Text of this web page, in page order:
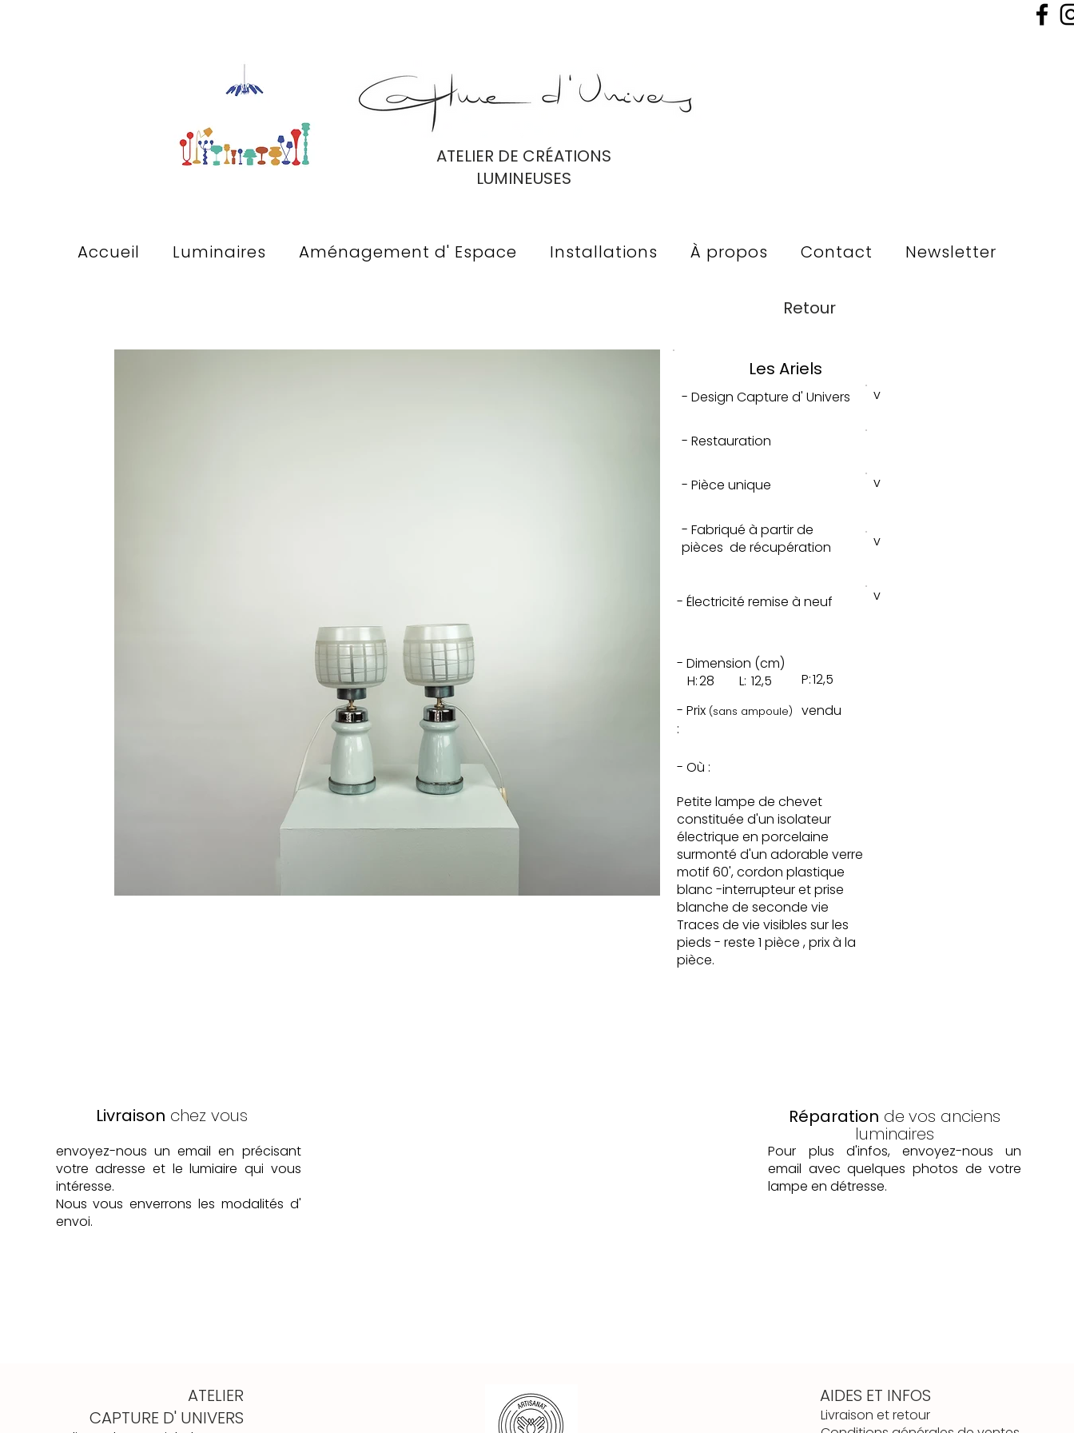
Accueil Luminaires Aménagement d' Espace Installations À propos Contact Newsletter
ATELIER DE CRÉATIONS
LUMINEUSES
Retour
- Design Capture d' Univers v
Les Ariels
- Restauration
- Pièce unique v
- Fabriqué à partir de
pièces de récupération
v
- Électricité remise à neuf v
- Dimension (cm)
H:
L: 12,5
P:
12,5
28
- Prix (sans ampoule)
:
vendu
- Où :
Petite lampe de chevet
constituée d'un isolateur
électrique en porcelaine
surmonté d'un adorable verre
motif 60', cordon plastique
blanc -interrupteur et prise
blanche de seconde vie
Traces de vie visibles sur les
pieds - reste 1 pièce , prix à la
pièce.
Livraison chez vous
envoyez-nous un email en précisant
votre adresse et le lumiaire qui vous
intéresse.
Nous vous enverrons les modalités d'
envoi.
Réparation de vos anciens
luminaires
Pour plus d'infos, envoyez-nous un
email avec quelques photos de votre
lampe en détresse.
ATELIER
CAPTURE D' UNIVERS
AIDES ET INFOS
Livraison et retour